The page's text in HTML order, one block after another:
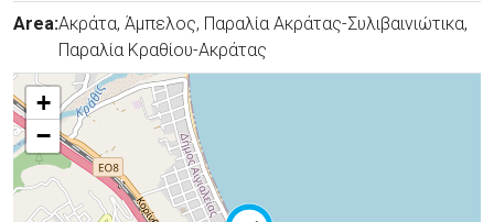
Area:Ακράτα, Άμπελος, Παραλία Ακράτας-Συλιβαινιώτικα,
Παραλία Κραθίου-Ακράτας
+
−